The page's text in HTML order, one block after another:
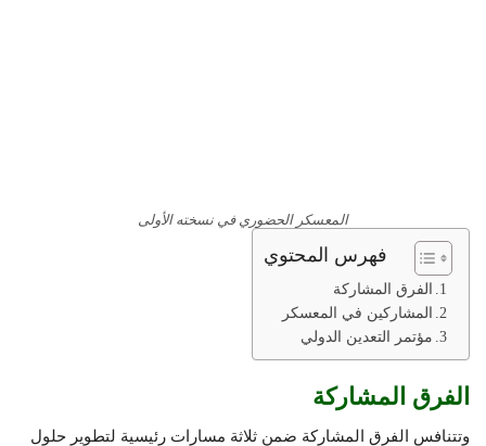
المعسكر الحضوري في نسخته الأولى
فهرس المحتوي
الفرق المشاركة
المشاركين في المعسكر
مؤتمر التعدين الدولي
الفرق المشاركة
وتتنافس الفرق المشاركة ضمن ثلاثة مسارات رئيسية لتطوير حلول